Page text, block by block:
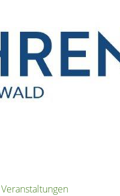
Veranstaltungen